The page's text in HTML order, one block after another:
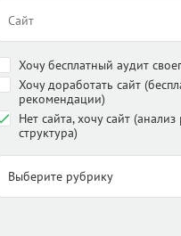
Хочу бесплатный аудит
Хочу доработать сайт
рекомендации)
Нет сайта, хочу сайт
структура)